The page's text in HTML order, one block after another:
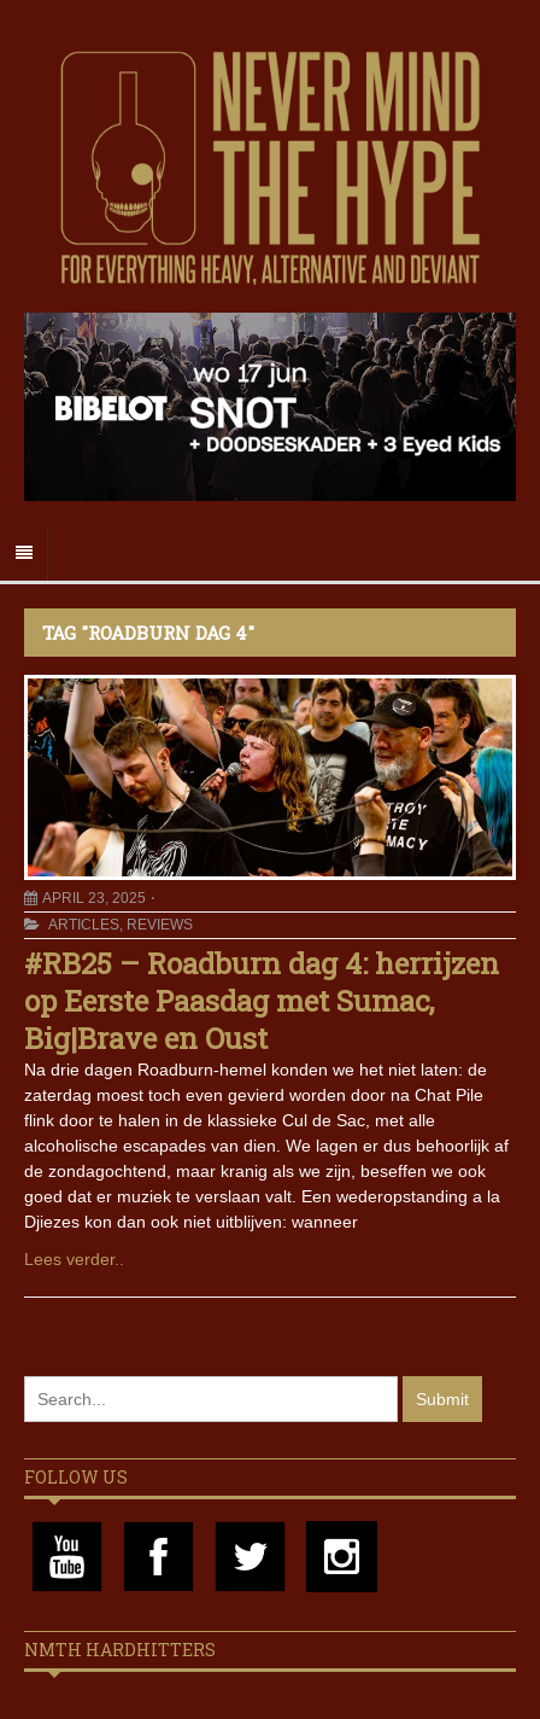
TAG "ROADBURN DAG 4"
APRIL 23, 2025
ARTICLES, REVIEWS
#RB25 – Roadburn dag 4: herrijzen
op Eerste Paasdag met Sumac,
Big|Brave en Oust
Na drie dagen Roadburn-hemel konden we het niet laten: de
zaterdag moest toch even gevierd worden door na Chat Pile
flink door te halen in de klassieke Cul de Sac, met alle
alcoholische escapades van dien. We lagen er dus behoorlijk af
de zondagochtend, maar kranig als we zijn, beseffen we ook
goed dat er muziek te verslaan valt. Een wederopstanding a la
Djiezes kon dan ook niet uitblijven: wanneer
Lees verder..
FOLLOW US
NMTH HARDHITTERS